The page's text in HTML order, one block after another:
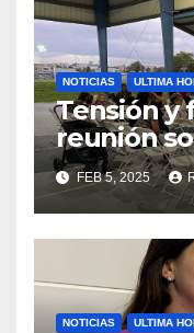
NOTICIAS ULTIMA
Tensión y
reunión
Reparto
FEB 5, 2025
NOTICIAS ULTIMA